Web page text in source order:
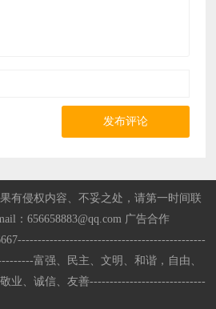
发布评论
有侵权内容、不妥之处，请第一时间联
：656658883@qq.com 广告合作
富强、民主、文明、和谐，自由、
业、诚信、友善-----------------------------